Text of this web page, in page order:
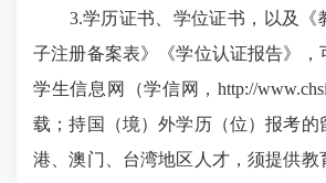
3.学历证书、学位证书，以及《
子注册备案表》《学位认证报告》，
学生信息网（学信网，http://
载；持国（境）外学历（位）报考的
港、澳门、台湾地区人才，须提供教